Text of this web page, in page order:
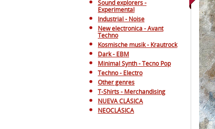
Sound explorers -
Experimental
Industrial - Noise
New electronica - Avant
Techno
Kosmische musik - Krautrock
Dark - EBM
Minimal Synth - Tecno Pop
Techno - Electro
Other genres
T-Shirts - Merchandising
NUEVA CLÁSICA
NEOCLÁSICA